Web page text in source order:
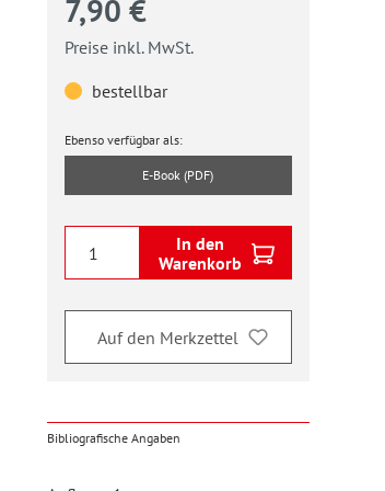
7,90 €
Preise inkl. MwSt.
bestellbar
Ebenso verfügbar als:
E-Book (PDF)
In den
Warenkorb
Auf den Merkzettel
Bibliografische Angaben